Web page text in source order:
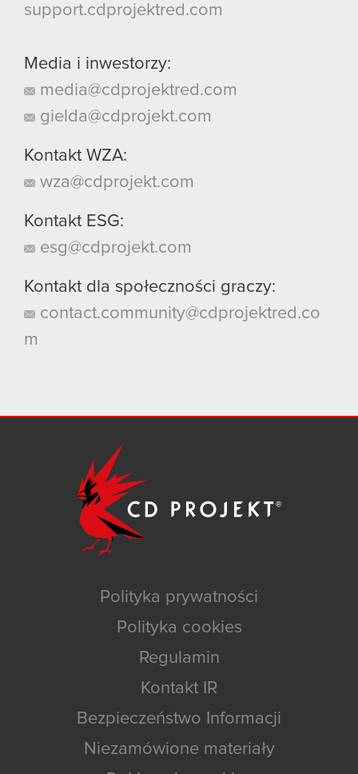
support.cdprojektred.com
Media i inwestorzy:
media@cdprojektred.com
gielda@cdprojekt.com
Kontakt WZA:
wza@cdprojekt.com
Kontakt ESG:
esg@cdprojekt.com
Kontakt dla społeczności graczy:
contact.community@cdprojektred.co
m
Polityka prywatności
Polityka cookies
Regulamin
Kontakt IR
Bezpieczeństwo Informacji
Niezamówione materiały